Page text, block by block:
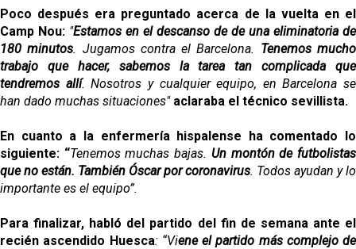
Poco después era preguntado acerca de la vuelta en el
Camp Nou: "Estamos en el descanso de de una eliminatoria de
180 minutos. Jugamos contra el Barcelona. Tenemos mucho
trabajo que hacer, sabemos la tarea tan complicada que
tendremos allí. Nosotros y cualquier equipo, en Barcelona se
han dado muchas situaciones"aclaraba el técnico sevillista.
En cuanto a la enfermería hispalense ha comentado lo
siguiente: “Tenemos muchas bajas. Un montón de futbolistas
que no están. También Óscar por coronavirus. Todos ayudan y lo
importante es el equipo”.
Para finalizar, habló del partido del fin de semana ante el
recién ascendido Huesca: “Viene el partido más complejo de